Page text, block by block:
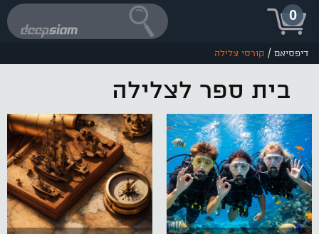
0
דיפסיאם / קורסי צלילה
בית ספר לצלילה